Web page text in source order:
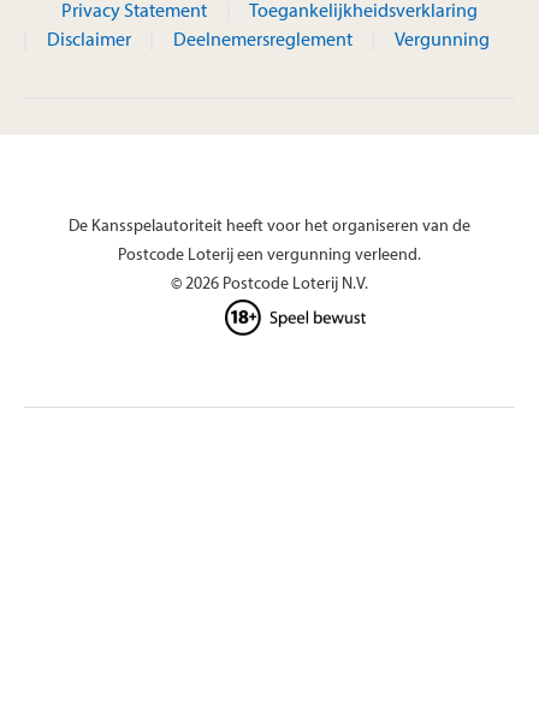
Privacy Statement
Toegankelijkheidsverklaring
Disclaimer
Deelnemersreglement Vergunning
De Kansspelautoriteit heeft voor het organiseren van de
Postcode Loterij een vergunning verleend.
© 2026 Postcode Loterij N.V.